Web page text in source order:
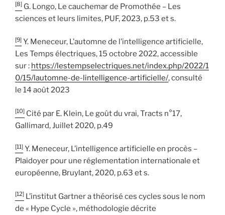
[8] G. Longo, Le cauchemar de Promothée – Les
sciences et leurs limites, PUF, 2023, p.53 et s.
[9] Y. Meneceur, L’automne de l’intelligence artificielle,
Les Temps électriques, 15 octobre 2022, accessible
sur : https://lestempselectriques.net/index.php/2022/1
0/15/lautomne-de-lintelligence-artificielle/, consulté
le 14 août 2023
[10] Cité par E. Klein, Le goût du vrai, Tracts n°17,
Gallimard, Juillet 2020, p.49
[11] Y. Meneceur, L’intelligence artificielle en procès –
Plaidoyer pour une réglementation internationale et
européenne, Bruylant, 2020, p.63 et s.
[12] L’institut Gartner a théorisé ces cycles sous le nom
de « Hype Cycle », méthodologie décrite